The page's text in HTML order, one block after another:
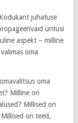
juhatuse
üritusi
aspekt – milline
oma
oma
Milline on
Millised on
on teed,